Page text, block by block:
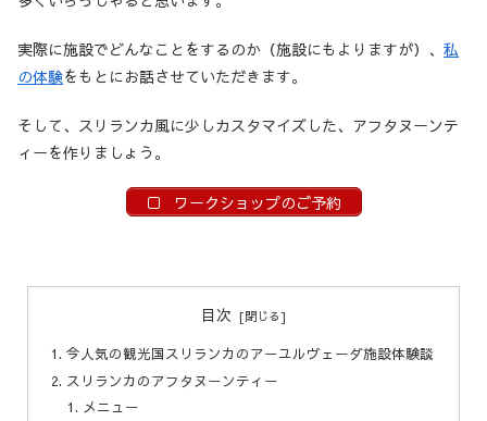
実際に施設でどんなことをするのか（施設にもよりますが）、 私
の体験をもとにお話させていただきます。
そして、スリランカ風に少しカスタマイズした、アフタヌーンテ
ィーを作りましょう。
ワークショップのご予約
目次
今人気の観光国スリランカのアーユルヴェーダ施設体験談
スリランカのアフタヌーンティー
メニュー